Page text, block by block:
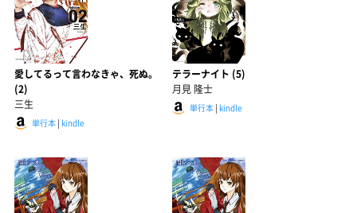
愛してるって言わなきゃ、死ぬ。
(2)
三生
単行本 | kindle
テラーナイト (5)
月見 隆士
単行本| kindle